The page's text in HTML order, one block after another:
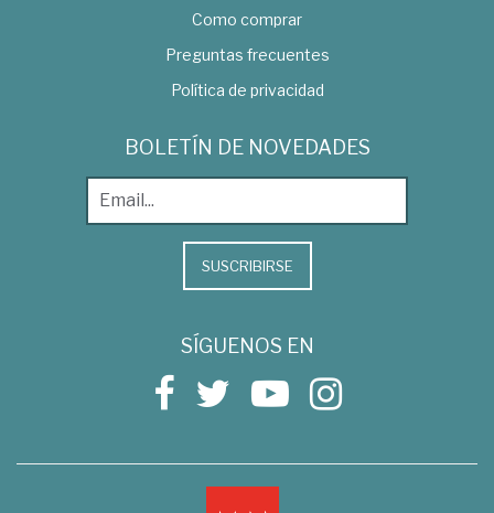
Como comprar
Preguntas frecuentes
Política de privacidad
BOLETÍN DE NOVEDADES
SUSCRIBIRSE
SÍGUENOS EN